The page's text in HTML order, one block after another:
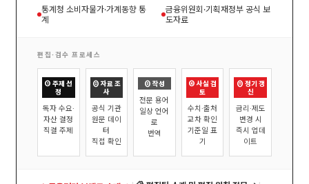
통계청 소비자물가·가계동향 통
계
금융위원회·기획재정부 공식 보
도자료
편집·검수 프로세스
① 주제 선
정
독자 수요·
자산 결정
직결 주제
② 자료 조
사
공식 기관
원문 데이
터
직접 확인
③ 작성
전문 용어
일상 언어
로
번역
④ 사실 검
토
수치·출처
교차 확인
기준일 표
기
⑤ 정기 갱
신
금리·제도
변경 시
즉시 업데
이트